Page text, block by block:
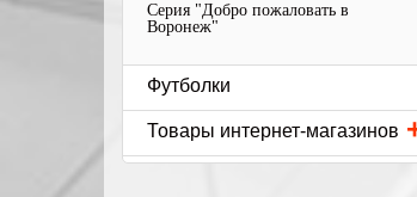
Серия "Добро пожаловать в
Воронеж"
Футболки
Товары интернет-магазинов